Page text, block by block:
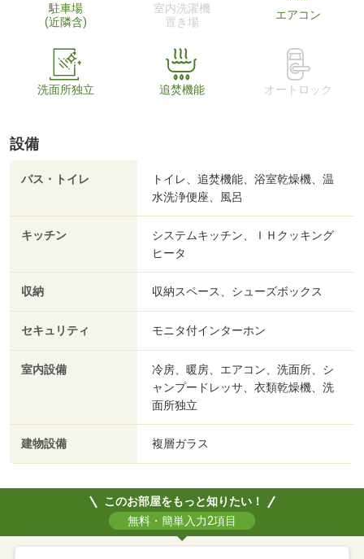
駐車場
(近隣含)
室内洗濯機
置き場
エアコン
洗面所独立 追焚機能 オートロック
設備
バス・トイレ
トイレ、追焚機能、浴室乾燥機、温
水洗浄便座、風呂
キッチン
システムキッチン、ＩＨクッキング
ヒータ
収納 収納スペース、シューズボックス
セキュリティ モニタ付インターホン
室内設備
冷房、暖房、エアコン、洗面所、シ
ャンプードレッサ、衣類乾燥機、洗
面所独立
建物設備 複層ガラス
このお部屋をもっと知りたい！
無料・簡単入力2項目